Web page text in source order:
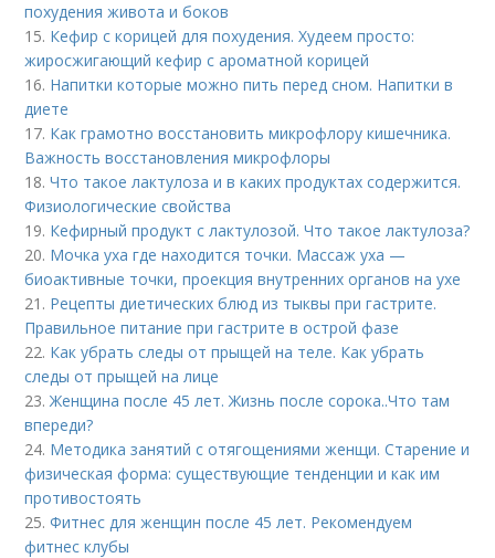
похудения живота и боков
15. Кефир с корицей для похудения. Худеем просто:
жиросжигающий кефир с ароматной корицей
16. Напитки которые можно пить перед сном. Напитки в
диете
17. Как грамотно восстановить микрофлору кишечника.
Важность восстановления микрофлоры
18.Что такое лактулоза и в каких продуктах содержится.
Физиологические свойства
19. Кефирный продукт с лактулозой. Что такое лактулоза?
20. Мочка уха где находится точки. Массаж уха —
биоактивные точки, проекция внутренних органов на ухе
21. Рецепты диетических блюд из тыквы при гастрите.
Правильное питание при гастрите в острой фазе
22. Как убрать следы от прыщей на теле. Как убрать
следы от прыщей на лице
23.Женщина после 45 лет. Жизнь после сорока..Что там
впереди?
24. Методика занятий с отягощениями женщи. Старение и
физическая форма: существующие тенденции и как им
противостоять
25.Фитнес для женщин после 45 лет. Рекомендуем
фитнес клубы